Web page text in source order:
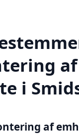
af
i
af